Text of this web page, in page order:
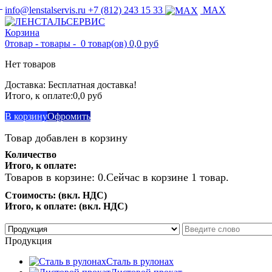
info@lenstalservis.ru +7 (812) 243 15 33 MAX
Корзина
0товар - товары - 0 товар(ов) 0,0 руб
Нет товаров
Доставка: Бесплатная доставка!
Итого, к оплате:0,0 руб
В корзинуОфромить
Товар добавлен в корзину
Количество
Итого, к оплате:
Товаров в корзине: 0.Сейчас в корзине 1 товар.
Стоимость: (вкл. НДС)
Итого, к оплате: (вкл. НДС)
Продукция
Сталь в рулонах